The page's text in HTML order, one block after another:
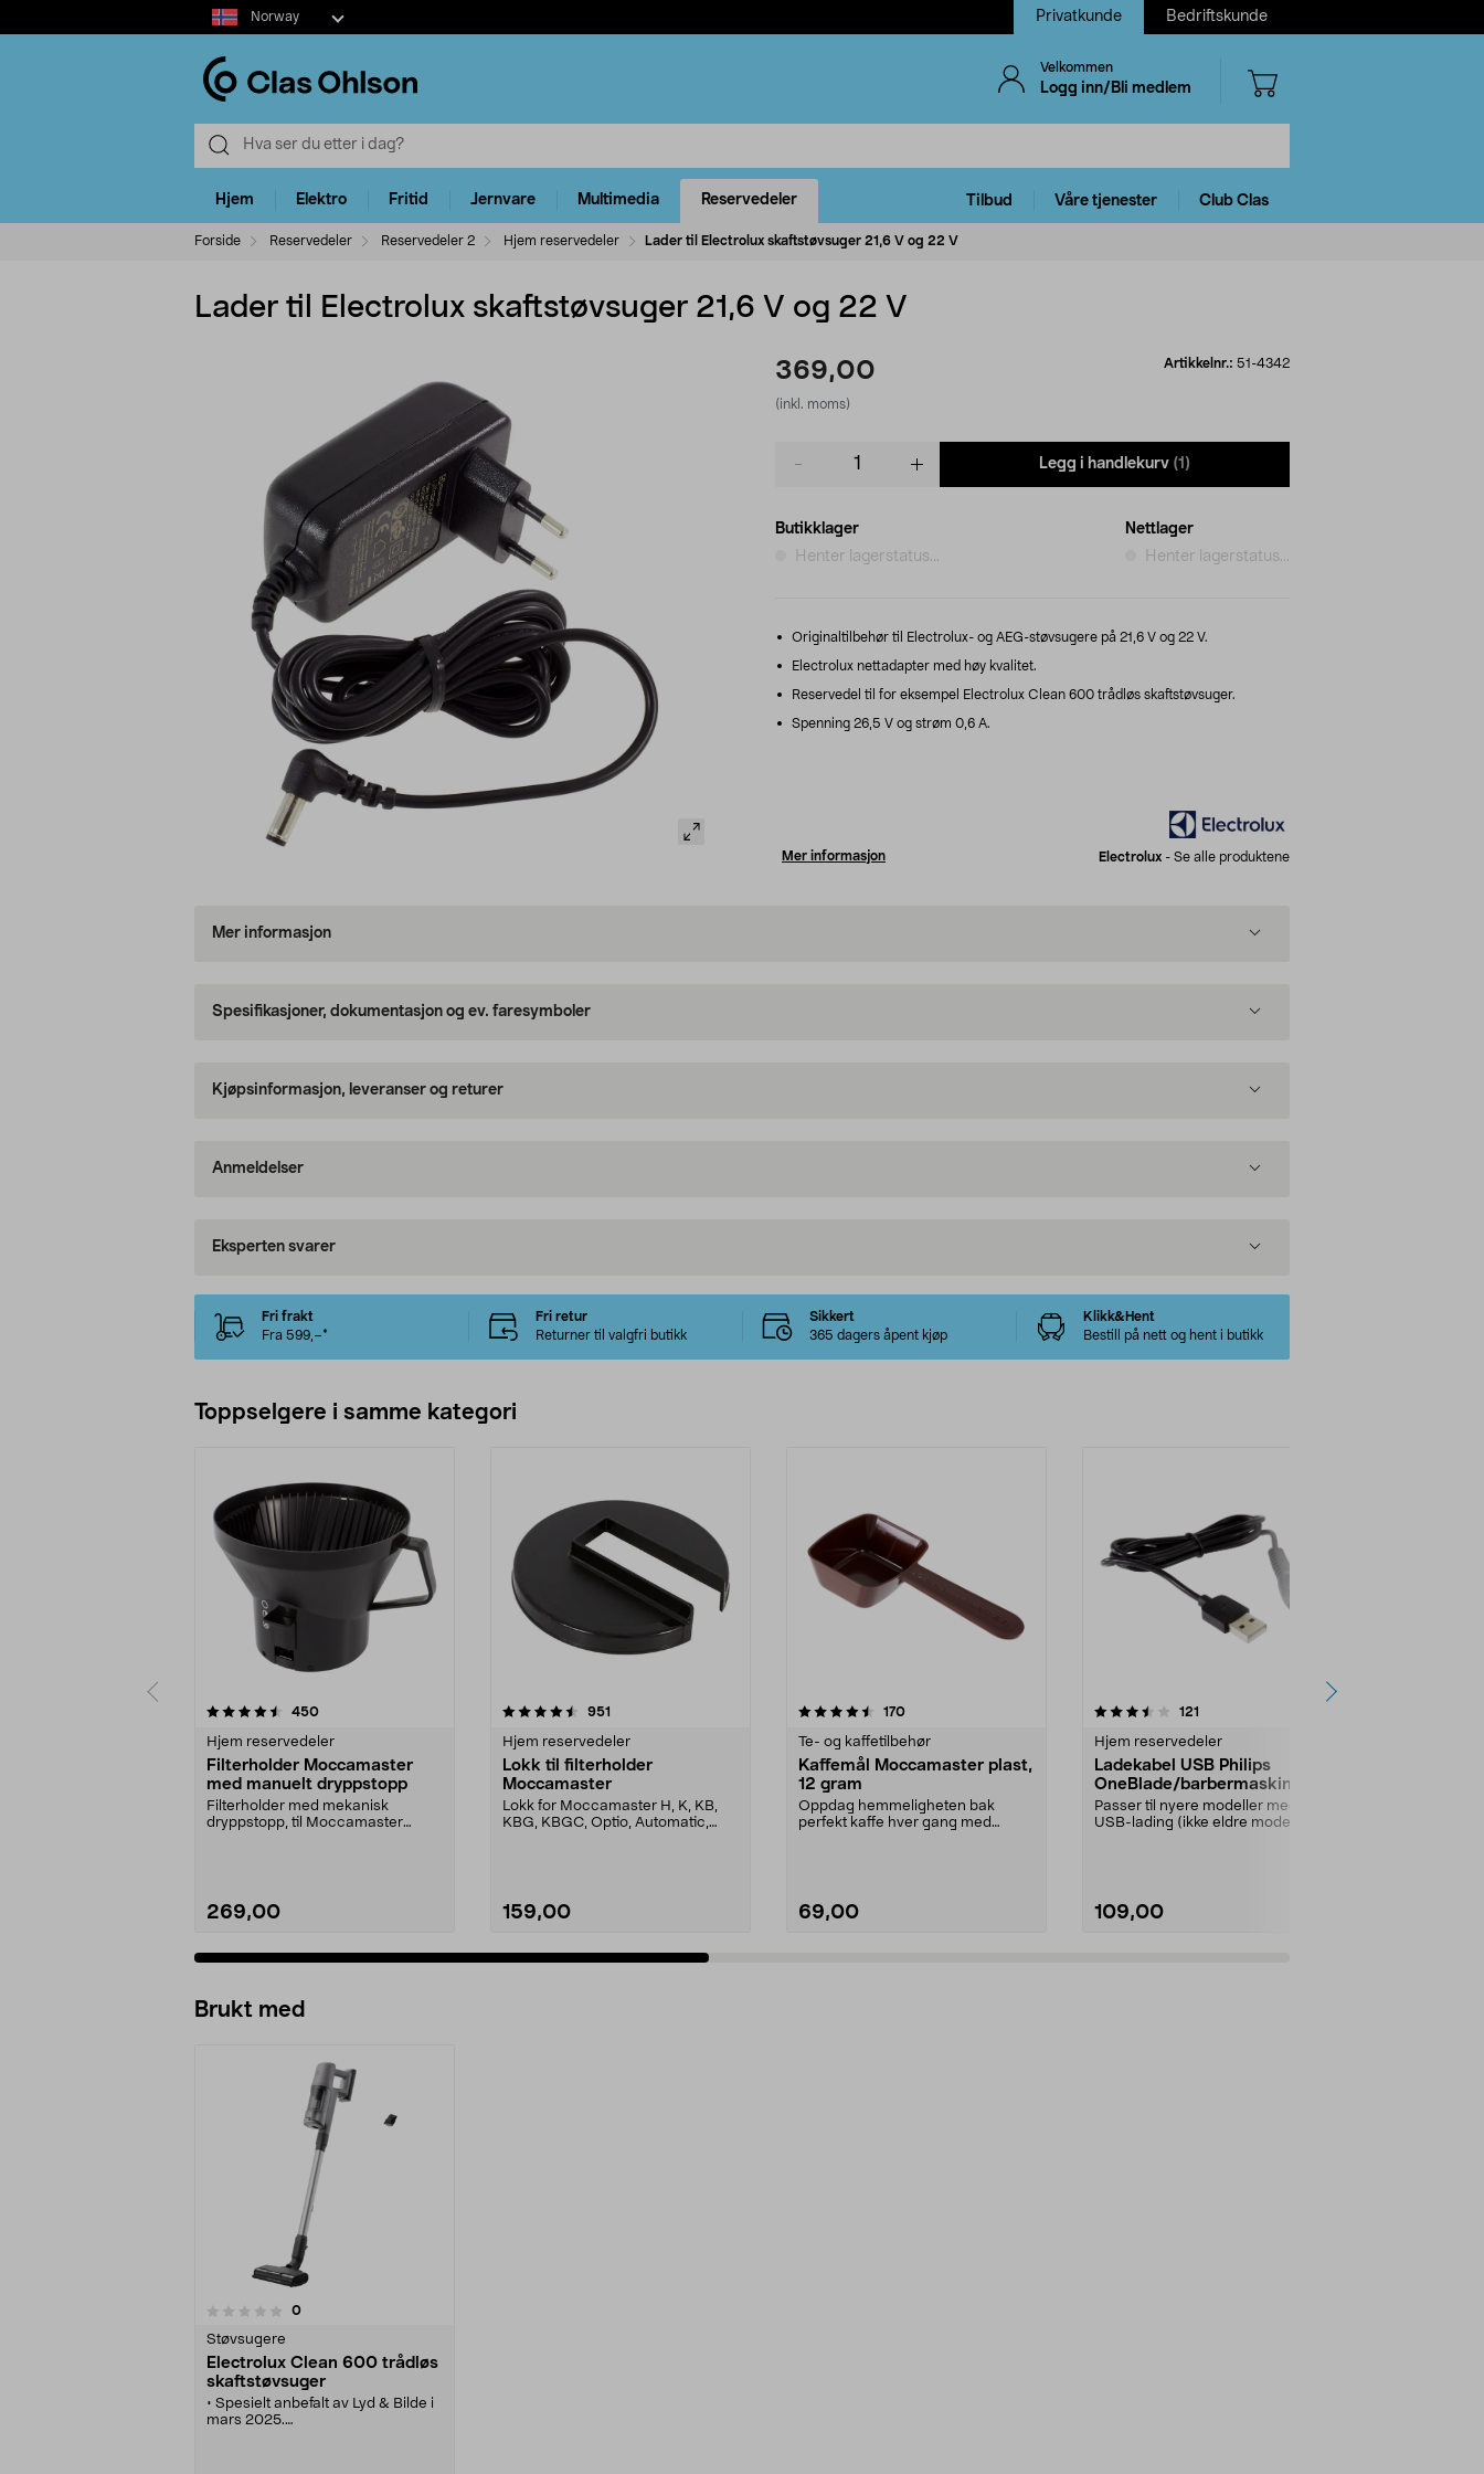
Select
market
Norway Privatkunde Bedriftskunde
Velkommen
Logg inn/Bli medlem
Hjem Elektro Fritid Jernvare Multimedia Reservedeler Tilbud Våre tjenester Club Clas
Forside Reservedeler Reservedeler 2 Hjem reservedeler Lader til Electrolux skaftstøvsuger 21,6 V og 22 V
Lader til Electrolux skaftstøvsuger 21,6 V og 22 V
369,00
(inkl. moms)
Artikkelnr.: 51-4342
Legg i handlekurv (1)
Butikklager
Henter lagerstatus...
Nettlager
Henter lagerstatus...
Originaltilbehør til Electrolux- og AEG-støvsugere på 21,6 V og 22 V.
Electrolux nettadapter med høy kvalitet.
Reservedel til for eksempel Electrolux Clean 600 trådløs skaftstøvsuger.
Spenning 26,5 V og strøm 0,6 A.
Mer informasjon Electrolux - Se alle produktene
Mer informasjon
Spesifikasjoner, dokumentasjon og ev. faresymboler
Kjøpsinformasjon, leveranser og returer
Anmeldelser
Eksperten svarer
Fri frakt
Fra 599,–*
Fri retur
Returner til valgfri butikk
Sikkert
365 dagers åpent kjøp
Klikk&Hent
Bestill på nett og hent i butikk
Toppselgere i samme kategori
450anmeldelser
Hjem reservedeler
Filterholder Moccamaster
med manuelt dryppstopp
Filterholder med mekanisk
dryppstopp, til Moccamaster
269,00
4.5 av 5 stjerner 951
Hjem reservedeler
Lokk til filterholder
Moccamaster
Lokk for Moccamaster H, K, KB,
KBG, KBGC, Optio, Automatic,
159,00
4.5 av 5 stjerner 170anmeldelser
Te- og kaffetilbehør
Kaffemål Moccamaster plast,
12 gram
Oppdag hemmeligheten bak
perfekt kaffe hver gang med
69,00
3.5 av 5 stjerner 121
Hjem reservedeler
Ladekabel USB Philips
OneBlade/barbermaskiner
Passer til nyere modeller med
USB-lading (ikke eldre modeller
109,00
4.5 av 5 stjerner
Brukt med
0anmeldelser
Støvsugere
Electrolux Clean 600 trådløs
skaftstøvsuger
• Spesielt anbefalt av Lyd & Bilde i
mars 2025.